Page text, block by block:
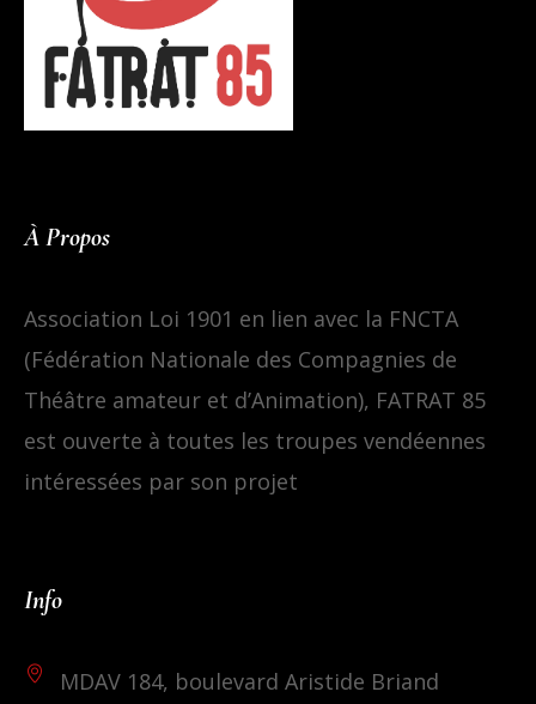
À Propos
Association Loi 1901 en lien avec la FNCTA
(Fédération Nationale des Compagnies de
Théâtre amateur et d’Animation), FATRAT 85
est ouverte à toutes les troupes vendéennes
intéressées par son projet
Info
MDAV 184, boulevard Aristide Briand